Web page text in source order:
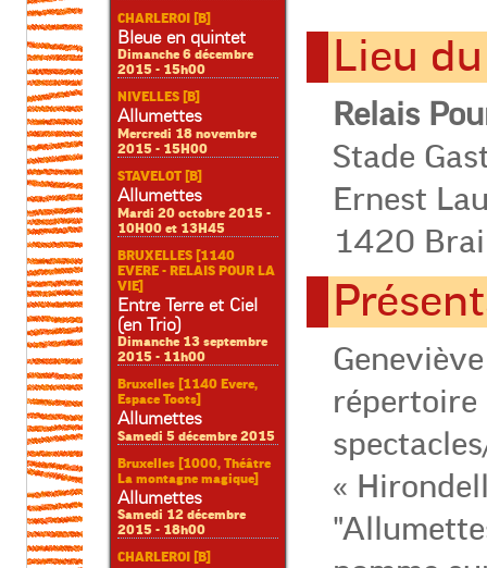
CHARLEROI [B]
Bleue en quintet
Dimanche 6 décembre
2015 - 15h00
NIVELLES [B]
Allumettes
Mercredi 18 novembre
2015 - 15H00
STAVELOT [B]
Allumettes
Mardi 20 octobre 2015 -
10H00 et 13H45
BRUXELLES [1140
EVERE - RELAIS POUR LA
VIE]
Entre Terre et Ciel
(en Trio)
Dimanche 13 septembre
2015 - 11h00
Bruxelles [1140 Evere,
Espace Toots]
Allumettes
Samedi 5 décembre 2015
Bruxelles [1000, Théâtre
La montagne magique]
Allumettes
Samedi 12 décembre
2015 - 18h00
CHARLEROI [B]
Lieu
Relais
Stade
Ernest
1420
répertoire
«